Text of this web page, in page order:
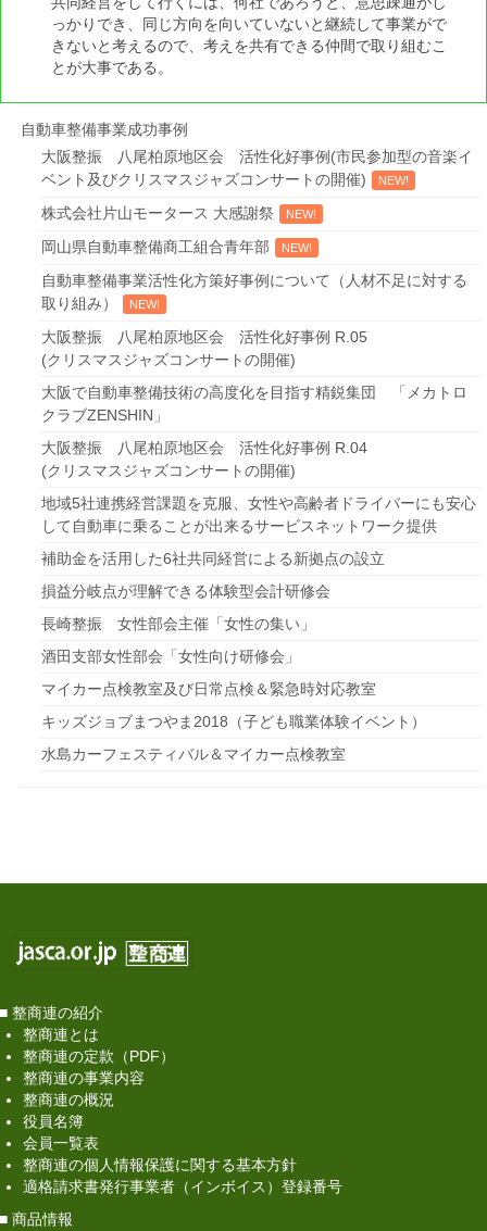
っかりでき、同じ方向を向いていないと継続して事業がで
きないと考えるので、考えを共有できる仲間で取り組むこ
とが大事である。
自動車整備事業成功事例
大阪整振 八尾柏原地区会 活性化好事例(市民参加型の音楽イ
ベント及びクリスマスジャズコンサートの開催)
株式会社片山モータース 大感謝祭
岡山県自動車整備商工組合青年部
自動車整備事業活性化方策好事例について（人材不足に対する
取り組み）
大阪整振 八尾柏原地区会 活性化好事例 R.05
(クリスマスジャズコンサートの開催)
大阪で自動車整備技術の高度化を目指す精鋭集団 「メカトロ
クラブZENSHIN」
大阪整振 八尾柏原地区会 活性化好事例 R.04
(クリスマスジャズコンサートの開催)
地域5社連携経営課題を克服、女性や高齢者ドライバーにも安心
して自動車に乗ることが出来るサービスネットワーク提供
補助金を活用した6社共同経営による新拠点の設立
損益分岐点が理解できる体験型会計研修会
長崎整振 女性部会主催「女性の集い」
酒田支部女性部会「女性向け研修会」
マイカー点検教室及び日常点検＆緊急時対応教室
キッズジョブまつやま2018（子ども職業体験イベント）
水島カーフェスティバル＆マイカー点検教室
■ 整商連の紹介
整商連とは
整商連の定款（PDF）
整商連の事業内容
整商連の概況
役員名簿
会員一覧表
整商連の個人情報保護に関する基本方針
適格請求書発行事業者（インボイス）登録番号
■ 商品情報